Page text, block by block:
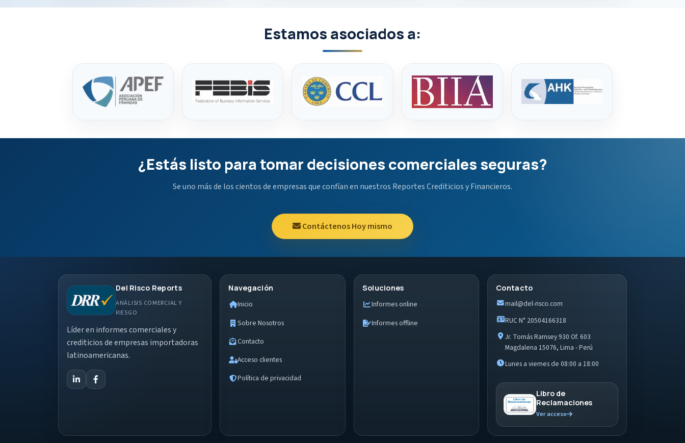
Estamos asociados a:
¿Estás listo para tomar decisiones comerciales seguras?
Se uno más de los cientos de empresas que confían en nuestros Reportes Crediticios y Financieros.
Contáctenos Hoy mismo
Del Risco Reports
ANÁLISIS COMERCIAL Y
RIESGO
Líder en informes comerciales y
crediticios de empresas importadoras
latinoamericanas.
Navegación
Inicio
Sobre Nosotros
Contacto
Acceso clientes
Política de privacidad
Soluciones
Informes online
Informes offline
Contacto
mail@del-risco.com
RUC N° 20504166318
Jr. Tomás Ramsey 930 Of. 603
Magdalena 15076, Lima - Perú
Lunes a viernes de 08:00 a 18:00
Libro de
Reclamaciones
Ver acceso